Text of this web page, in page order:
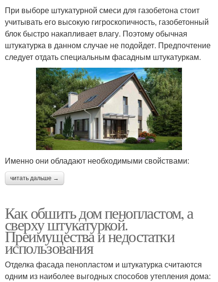
При выборе штукатурной смеси для газобетона стоит
учитывать его высокую гигроскопичность, газобетонный
блок быстро накапливает влагу. Поэтому обычная
штукатурка в данном случае не подойдет. Предпочтение
следует отдать специальным фасадным штукатуркам.
Именно они обладают необходимыми свойствами:
читать дальше →
Как обшить дом пенопластом, а
сверху штукатуркой.
Преимущества и недостатки
использования
Отделка фасада пенопластом и штукатурка считаются
одним из наиболее выгодных способов утепления дома: